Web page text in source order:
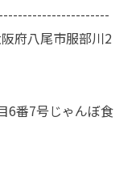
府八尾市服部川2
6番7号じゃんぼ食